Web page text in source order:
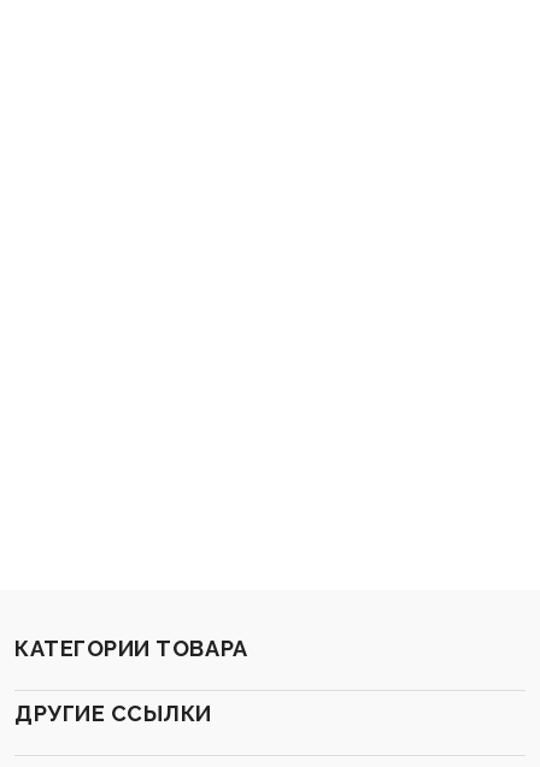
КАТЕГОРИИ ТОВАРА
ДРУГИЕ ССЫЛКИ